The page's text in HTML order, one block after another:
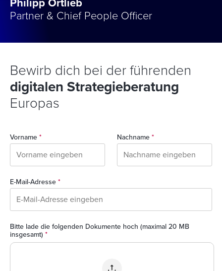
Philipp Ortlieb
Partner & Chief People Officer
Bewirb dich bei der führenden
digitalen Strategieberatung
Europas
Vorname * Nachname *
E-Mail-Adresse *
Bitte lade die folgenden Dokumente hoch (maximal 20 MB
insgesamt) *